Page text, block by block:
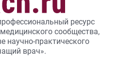
ресурс
сообщества,
научно-практического
врач».